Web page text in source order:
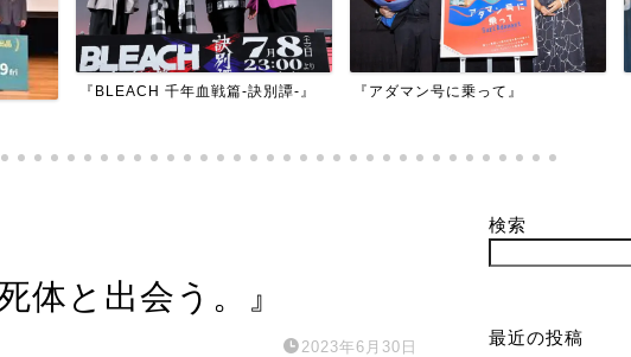
『BLEACH 千年血戦篇-訣別譚-』 『アダマン号に乗って』
体と出会う。』
2023年6月30日
検索
最近の投稿